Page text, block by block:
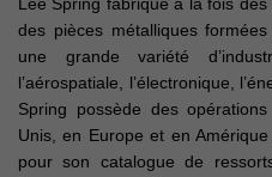
Lee Spring fabrique à la fois
des pièces métalliques
une grande variété
l’aérospatiale, l’électronique,
Spring possède des
Unis, en Europe et en
pour son catalogue de